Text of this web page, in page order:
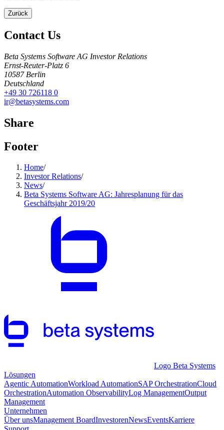
Zurück
Contact Us
Beta Systems Software AG Investor Relations
Ernst-Reuter-Platz 6
10587 Berlin
Deutschland
+49 30 726118 0
ir@betasystems.com
Share
Footer
Home/
Investor Relations/
News/
Beta Systems Software AG: Jahresplanung für das
Geschäftsjahr 2019/20
Logo Beta Systems
Lösungen
Agentic AutomationWorkload AutomationSAP OrchestrationCloud
OrchestrationAutomation ObservabilityLog ManagementOutput
Management
Unternehmen
Über unsManagement BoardInvestorenNewsEventsKarriere